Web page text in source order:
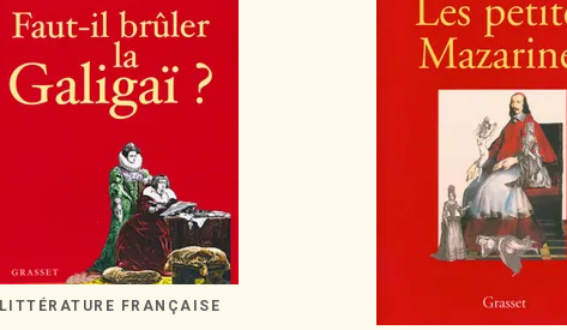
LITTÉRATURE FRANÇAISE